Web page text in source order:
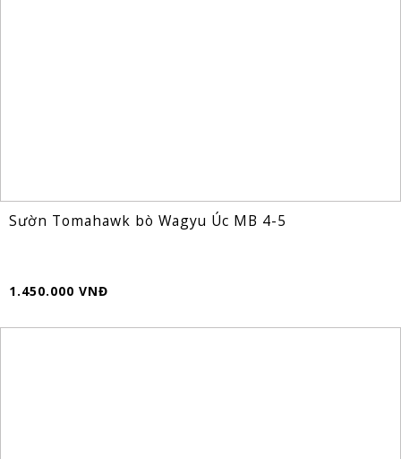
Sườn Tomahawk bò Wagyu Úc MB 4-5
1.450.000 VNĐ